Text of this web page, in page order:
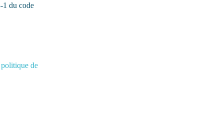
1 du code
politique de